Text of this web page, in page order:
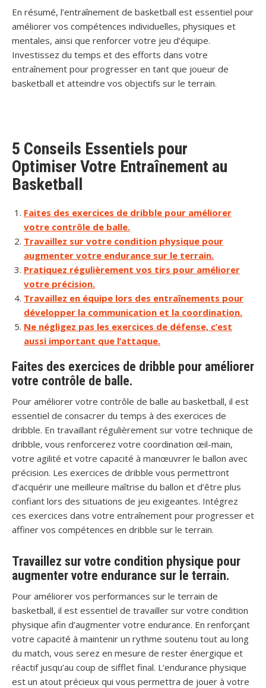
En résumé, l’entraînement de basketball est essentiel pour
améliorer vos compétences individuelles, physiques et
mentales, ainsi que renforcer votre jeu d’équipe.
Investissez du temps et des efforts dans votre
entraînement pour progresser en tant que joueur de
basketball et atteindre vos objectifs sur le terrain.
5 Conseils Essentiels pour
Optimiser Votre Entraînement au
Basketball
Faites des exercices de dribble pour améliorer
votre contrôle de balle.
Travaillez sur votre condition physique pour
augmenter votre endurance sur le terrain.
Pratiquez régulièrement vos tirs pour améliorer
votre précision.
Travaillez en équipe lors des entraînements pour
développer la communication et la coordination.
Ne négligez pas les exercices de défense, c’est
aussi important que l’attaque.
Faites des exercices de dribble pour améliorer
votre contrôle de balle.
Pour améliorer votre contrôle de balle au basketball, il est
essentiel de consacrer du temps à des exercices de
dribble. En travaillant régulièrement sur votre technique de
dribble, vous renforcerez votre coordination œil-main,
votre agilité et votre capacité à manœuvrer le ballon avec
précision. Les exercices de dribble vous permettront
d’acquérir une meilleure maîtrise du ballon et d’être plus
confiant lors des situations de jeu exigeantes. Intégrez
ces exercices dans votre entraînement pour progresser et
affiner vos compétences en dribble sur le terrain.
Travaillez sur votre condition physique pour
augmenter votre endurance sur le terrain.
Pour améliorer vos performances sur le terrain de
basketball, il est essentiel de travailler sur votre condition
physique afin d’augmenter votre endurance. En renforçant
votre capacité à maintenir un rythme soutenu tout au long
du match, vous serez en mesure de rester énergique et
réactif jusqu’au coup de sifflet final. L’endurance physique
est un atout précieux qui vous permettra de jouer à votre